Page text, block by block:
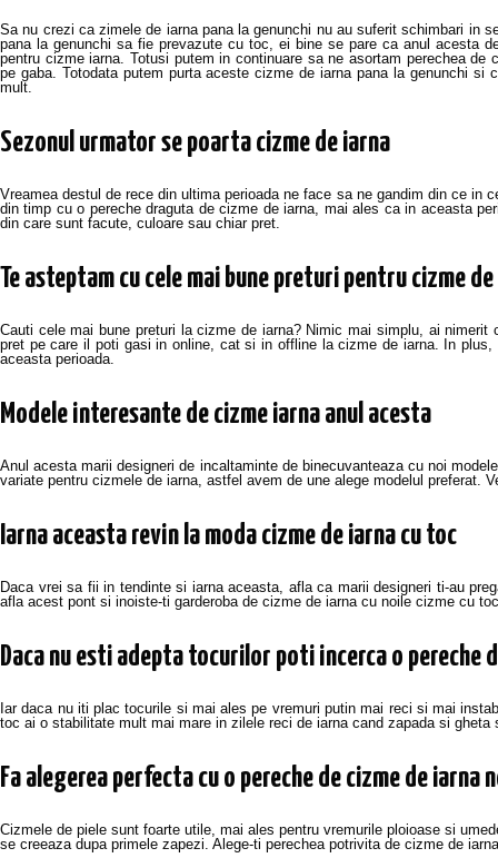
Sa nu crezi ca zimele de iarna pana la genunchi nu au suferit schimbari in
pana la genunchi sa fie prevazute cu toc, ei bine se pare ca anul acesta
pentru cizme iarna. Totusi putem in continuare sa ne asortam perechea
pe gaba. Totodata putem purta aceste cizme de iarna pana la genunchi
mult.
Sezonul urmator se poarta cizme de iarna
Vreamea destul de rece din ultima perioada ne face sa ne gandim din ce
din timp cu o pereche draguta de cizme de iarna, mai ales ca in aceasta
din care sunt facute, culoare sau chiar pret.
Te asteptam cu cele mai bune preturi pentru cizme
Cauti cele mai bune preturi la cizme de iarna? Nimic mai simplu, ai
pret pe care il poti gasi in online, cat si in offline la cizme de iarna. In
aceasta perioada.
Modele interesante de cizme iarna anul acesta
Anul acesta marii designeri de incaltaminte de binecuvanteaza cu noi
variate pentru cizmele de iarna, astfel avem de une alege modelul preferat.
Iarna aceasta revin la moda cizme de iarna cu toc
Daca vrei sa fii in tendinte si iarna aceasta, afla ca marii designeri ti-au
afla acest pont si inoiste-ti garderoba de cizme de iarna cu noile cizme cu
Daca nu esti adepta tocurilor poti incerca o pereche
Iar daca nu iti plac tocurile si mai ales pe vremuri putin mai reci si mai
toc ai o stabilitate mult mai mare in zilele reci de iarna cand zapada si gheta
Fa alegerea perfecta cu o pereche de cizme de iarna
Cizmele de piele sunt foarte utile, mai ales pentru vremurile ploioase si
se creeaza dupa primele zapezi. Alege-ti perechea potrivita de cizme de